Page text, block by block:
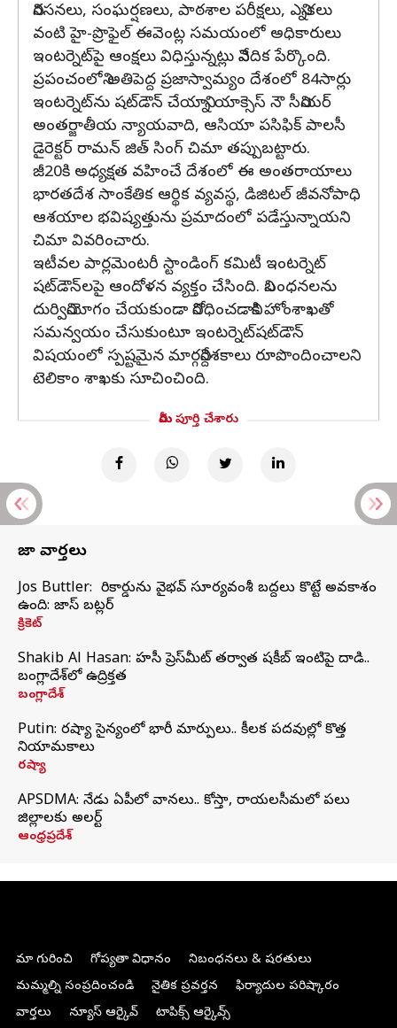
నిరసనలు, సంఘర్షణలు, పాఠశాల పరీక్షలు, ఎన్నికలు
వంటి హై-ప్రొఫైల్ ఈవెంట్ల సమయంలో అధికారులు
ఇంటర్నెట్‌పై ఆంక్షలు విధిస్తున్నట్లు నివేదిక పేర్కొంది.
ప్రపంచంలోని అతిపెద్ద ప్రజాస్వామ్యం దేశంలో 84సార్లు
ఇంటర్నెట్‌ను షట్‌డౌన్ చేయాన్ని యాక్సెస్ నౌ సీనియర్
అంతర్జాతీయ న్యాయవాది, ఆసియా పసిఫిక్ పాలసీ
డైరెక్టర్ రామన్ జిత్ సింగ్ చిమా తప్పుబట్టారు.
జీ20కి అధ్యక్షత వహించే దేశంలో ఈ అంతరాయాలు
భారతదేశ సాంకేతిక ఆర్థిక వ్యవస్థ, డిజిటల్ జీవనోపాధి
ఆశయాల భవిష్యత్తును ప్రమాదంలో పడేస్తున్నాయని
చిమా వివరించారు.
ఇటీవల పార్లమెంటరీ స్టాండింగ్ కమిటీ ఇంటర్నెట్
షట్‌డౌన్‌లపై ఆందోళన వ్యక్తం చేసింది. నిబంధనలను
దుర్వినియోగం చేయకుండా నిరోధించడానికి హోంశాఖతో
సమన్వయం చేసుకుంటూ ఇంటర్నెట్‌షట్‌డౌన్
విషయంలో స్పష్టమైన మార్గనిర్దేశకాలు రూపొందించాలని
టెలికాం శాఖకు సూచించింది.
మీరు పూర్తి చేశారు
తాజా వార్తలు
Jos Buttler: నా రికార్డును వైభవ్ సూర్యవంశీ బద్దలు కొట్టే అవకాశం
ఉంది: జాస్ బట్లర్
క్రికెట్
Shakib Al Hasan: హసీనా ప్రెస్‌మీట్‌ తర్వాత షకీబ్‌ ఇంటిపై దాడి..
బంగ్లాదేశ్‌లో ఉద్రిక్తత
బంగ్లాదేశ్
Putin: రష్యా సైన్యంలో భారీ మార్పులు.. కీలక పదవుల్లో కొత్త
నియామకాలు
రష్యా
APSDMA: నేడు ఏపీలో వానలు.. కోస్తా, రాయలసీమలో పలు
జిల్లాలకు అలర్ట్
ఆంధ్రప్రదేశ్
మా గురించి గోప్యతా విధానం
నిబంధనలు & షరతులు
మమ్మల్ని సంప్రదించండి
నైతిక ప్రవర్తన
ఫిర్యాదుల పరిష్కారం
వార్తలు
న్యూస్ ఆర్కైవ్ టాపిక్స్ ఆర్కైవ్స్